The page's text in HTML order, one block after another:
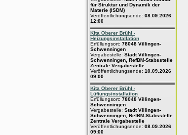
für Struktur und Dynamik der
Materie (ISDM)
Veröffentlichungsende: 08.09.2026
12:00
Kita Oberer Brühl -
Heizungsinstallation
Erfüllungsort: 78048 Villingen-
Schwenningen
Vergabestelle: Stadt Villingen-
Schwenningen, RefBM-Stabsstelle
Zentrale Vergabestelle
Veröffentlichungsende: 10.09.2026
09:00
Kita Oberer Brühl -
Lüftungsinstallation
Erfüllungsort: 78048 Villingen-
Schwenningen
Vergabestelle: Stadt Villingen-
Schwenningen, RefBM-Stabsstelle
Zentrale Vergabestelle
Veröffentlichungsende: 08.09.2026
09:00